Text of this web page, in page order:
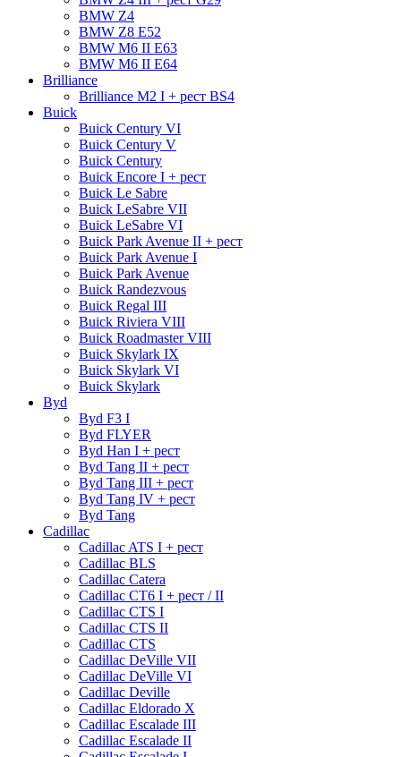
BMW Z4
BMW Z8 E52
BMW М6 II E63
BMW М6 II E64
Brilliance
Brilliance M2 I + рест BS4
Buick
Buick Century VI
Buick Century V
Buick Century
Buick Encore I + рест
Buick Le Sabre
Buick LeSabre VII
Buick LeSabre VI
Buick Park Avenue II + рест
Buick Park Avenue I
Buick Park Avenue
Buick Randezvous
Buick Regal III
Buick Riviera VIII
Buick Roadmaster VIII
Buick Skylark IX
Buick Skylark VI
Buick Skylark
Byd
Byd F3 I
Byd FLYER
Byd Han I + рест
Byd Tang II + рест
Byd Tang III + рест
Byd Tang IV + рест
Byd Tang
Cadillac
Cadillac ATS I + рест
Cadillac BLS
Cadillac Catera
Cadillac CT6 I + рест / II
Cadillac CTS I
Cadillac CTS II
Cadillac CTS
Cadillac DeVille VII
Cadillac DeVille VI
Cadillac Deville
Cadillac Eldorado X
Cadillac Escalade III
Cadillac Escalade II